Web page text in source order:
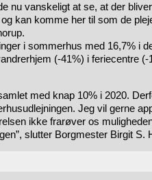
nu vanskeligt at se, at der
kan komme her til som de
i sommerhus med 16,7% i
(-41%) i feriecentre (-
med knap 10% i 2020.
Jeg vil gerne
ikke frarøver os
slutter Borgmester Birgit S.